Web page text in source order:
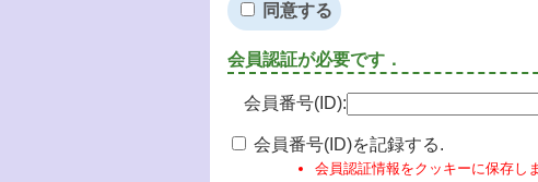
同意する
会員認証が必要です．
会員番号(ID):
会員番号(ID)を記録する.
会員認証情報をクッキーに保存し